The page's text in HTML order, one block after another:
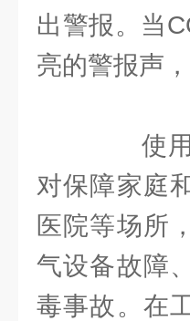
出警报。当
亮的警报声
使用
对保障家庭
医院等场所
气设备故障
毒事故。在